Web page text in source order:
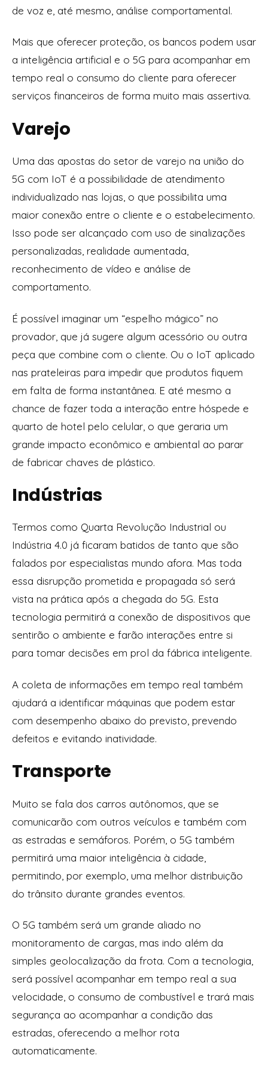
de voz e, até mesmo, análise comportamental.
Mais que oferecer proteção, os bancos podem usar
a inteligência artificial e o 5G para acompanhar em
tempo real o consumo do cliente para oferecer
serviços financeiros de forma muito mais assertiva.
Varejo
Uma das apostas do setor de varejo na união do
5G com IoT é a possibilidade de atendimento
individualizado nas lojas, o que possibilita uma
maior conexão entre o cliente e o estabelecimento.
Isso pode ser alcançado com uso de sinalizações
personalizadas, realidade aumentada,
reconhecimento de vídeo e análise de
comportamento.
É possível imaginar um “espelho mágico” no
provador, que já sugere algum acessório ou outra
peça que combine com o cliente. Ou o IoT aplicado
nas prateleiras para impedir que produtos fiquem
em falta de forma instantânea. E até mesmo a
chance de fazer toda a interação entre hóspede e
quarto de hotel pelo celular, o que geraria um
grande impacto econômico e ambiental ao parar
de fabricar chaves de plástico.
Indústrias
Termos como Quarta Revolução Industrial ou
Indústria 4.0 já ficaram batidos de tanto que são
falados por especialistas mundo afora. Mas toda
essa disrupção prometida e propagada só será
vista na prática após a chegada do 5G. Esta
tecnologia permitirá a conexão de dispositivos que
sentirão o ambiente e farão interações entre si
para tomar decisões em prol da fábrica inteligente.
A coleta de informações em tempo real também
ajudará a identificar máquinas que podem estar
com desempenho abaixo do previsto, prevendo
defeitos e evitando inatividade.
Transporte
Muito se fala dos carros autônomos, que se
comunicarão com outros veículos e também com
as estradas e semáforos. Porém, o 5G também
permitirá uma maior inteligência à cidade,
permitindo, por exemplo, uma melhor distribuição
do trânsito durante grandes eventos.
O 5G também será um grande aliado no
monitoramento de cargas, mas indo além da
simples geolocalização da frota. Com a tecnologia,
será possível acompanhar em tempo real a sua
velocidade, o consumo de combustível e trará mais
segurança ao acompanhar a condição das
estradas, oferecendo a melhor rota
automaticamente.